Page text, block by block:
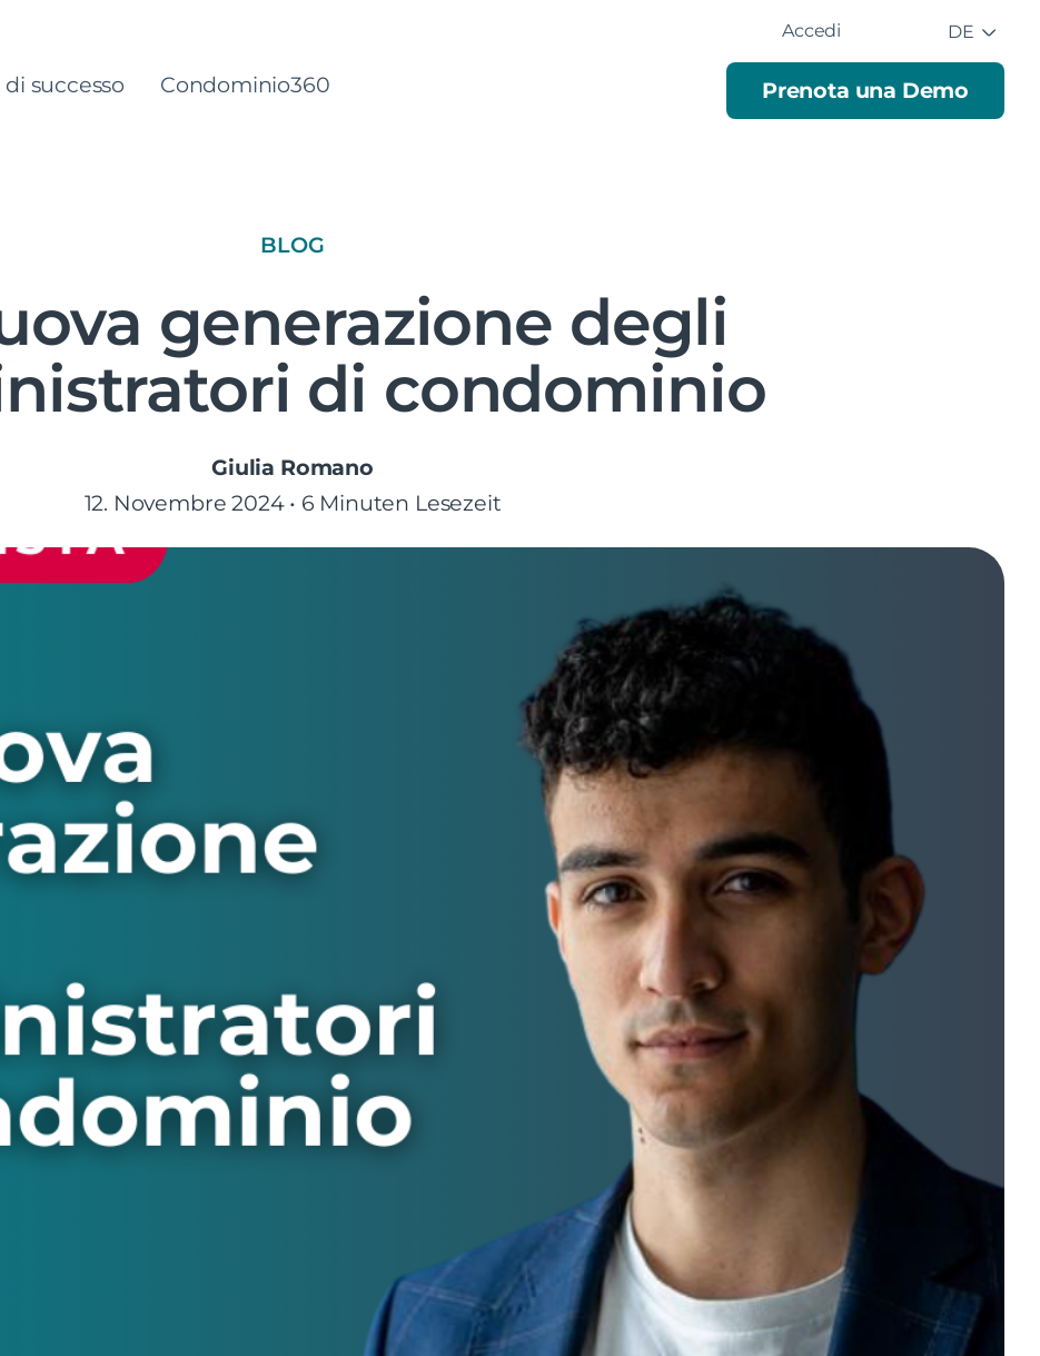
successo Condominio360 Prenota una Demo
Accedi DE
BLOG
generazione degli
di condominio
Giulia Romano
12. Novembre 2024• 6 Minuten Lesezeit